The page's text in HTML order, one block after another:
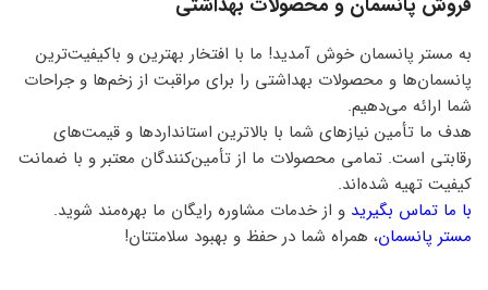
به مستر پانسمان خوش آمدید! ما با افتخار بهترین و باکیفیت‌ترین
پانسمان‌ها و محصولات بهداشتی را برای مراقبت از زخم‌ها و جراحات
شما ارائه می‌دهیم.
هدف ما تأمین نیازهای شما با بالاترین استانداردها و قیمت‌های
رقابتی است. تمامی محصولات ما از تأمین‌کنندگان معتبر و با ضمانت
کیفیت تهیه شده‌اند.
با ما تماس بگیرید و از خدمات مشاوره رایگان ما بهره‌مند شوید.
مستر پانسمان، همراه شما در حفظ و بهبود سلامتتان!